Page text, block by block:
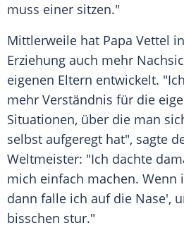
muss einer sitzen."
Mittlerweile hat Papa Vettel
Erziehung auch mehr
eigenen Eltern entwickelt.
mehr Verständnis für die
Situationen, über die man
selbst aufgeregt hat", sagte
Weltmeister: "Ich dachte
mich einfach machen. Wenn
dann falle ich auf die Nase',
bisschen stur."